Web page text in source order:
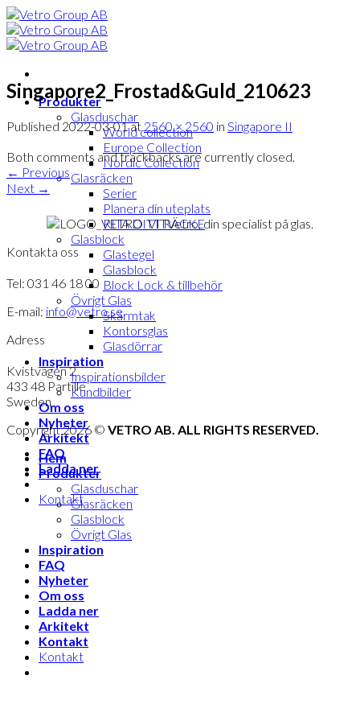
Skip
to
content
Produkter
Glasduschar
World collection
Europe Collection
Nordic Collection
Glasräcken
Serier
Planera din uteplats
RITA DITT RÄCKE
Glasblock
Glastegel
Glasblock
Block Lock & tillbehör
Övrigt Glas
Skärmtak
Kontorsglas
Glasdörrar
Inspiration
Inspirationsbilder
Kundbilder
Om oss
Nyheter
Arkitekt
FAQ
Ladda ner
Kontakt
Singapore2_Frostad&Guld_210623
Published2022-03-01at 2560 × 2560 in Singapore II
Both comments and trackbacks are currently closed.
← Previous
Next →
Vetro, din specialist på glas.
Kontakta oss
Tel: 031 46 18 00
E-mail: info@vetro.se
Adress
Kvistvägen 2
433 48 Partille
Sweden
Copyright 2026 © VETRO AB. ALL RIGHTS RESERVED.
Hem
Produkter
Glasduschar
Glasräcken
Glasblock
Övrigt Glas
Inspiration
FAQ
Nyheter
Om oss
Ladda ner
Arkitekt
Kontakt
Kontakt